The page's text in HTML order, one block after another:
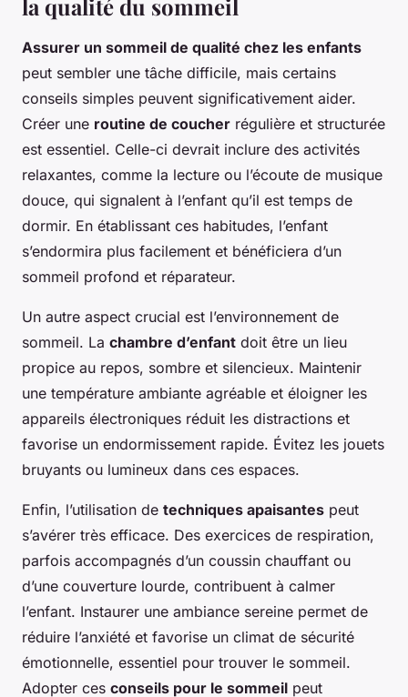
la qualité du sommeil
Assurer un sommeil de qualité chez les enfants
peut sembler une tâche difficile, mais certains
conseils simples peuvent significativement aider.
Créer une routine de coucher régulière et structurée
est essentiel. Celle-ci devrait inclure des activités
relaxantes, comme la lecture ou l’écoute de musique
douce, qui signalent à l’enfant qu’il est temps de
dormir. En établissant ces habitudes, l’enfant
s’endormira plus facilement et bénéficiera d’un
sommeil profond et réparateur.
Un autre aspect crucial est l’environnement de
sommeil. La chambre d’enfant doit être un lieu
propice au repos, sombre et silencieux. Maintenir
une température ambiante agréable et éloigner les
appareils électroniques réduit les distractions et
favorise un endormissement rapide. Évitez les jouets
bruyants ou lumineux dans ces espaces.
Enfin, l’utilisation de techniques apaisantes peut
s’avérer très efficace. Des exercices de respiration,
parfois accompagnés d’un coussin chauffant ou
d’une couverture lourde, contribuent à calmer
l’enfant. Instaurer une ambiance sereine permet de
réduire l’anxiété et favorise un climat de sécurité
émotionnelle, essentiel pour trouver le sommeil.
Adopter ces conseils pour le sommeil peut